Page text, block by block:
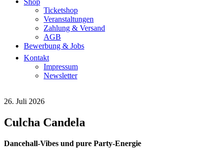
Ticketshop
Veranstaltungen
Zahlung & Versand
AGB
Bewerbung & Jobs
Kontakt
Impressum
Newsletter
26. Juli 2026
Culcha Candela
Dancehall-Vibes und pure Party-Energie